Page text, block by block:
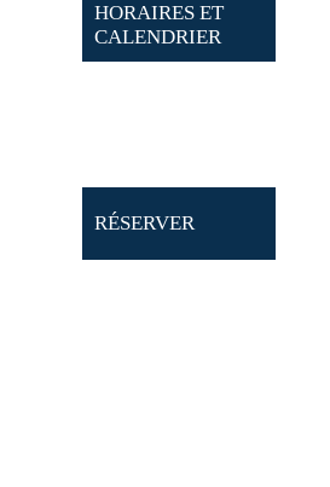
HORAIRES ET
CALENDRIER
RÉSERVER